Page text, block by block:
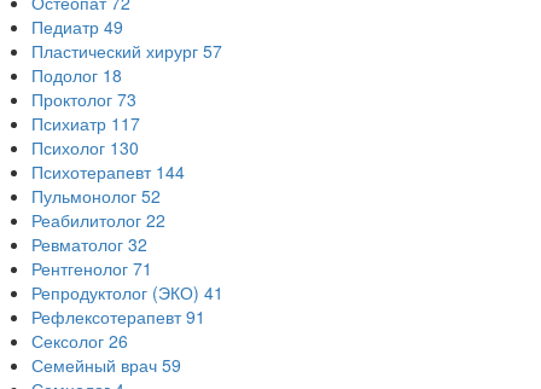
Педиатр 49
Пластический хирург 57
Подолог 18
Проктолог 73
Психиатр 117
Психолог 130
Психотерапевт 144
Пульмонолог 52
Реабилитолог 22
Ревматолог 32
Рентгенолог 71
Репродуктолог (ЭКО) 41
Рефлексотерапевт 91
Сексолог 26
Семейный врач 59